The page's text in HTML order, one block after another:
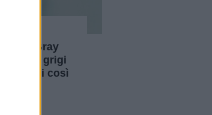
per Gray
capelli grigi
mai stati così